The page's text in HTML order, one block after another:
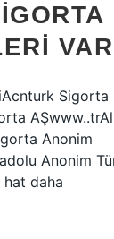
Sigorta
Anonim
Anonim
daha